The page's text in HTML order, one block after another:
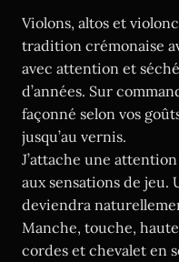
Violons, altos et
tradition crémonaise
avec attention et
d’années. Sur
façonné selon vos
jusqu’au vernis.
J’attache une
aux sensations de jeu.
deviendra
Manche, touche,
cordes et chevalet en